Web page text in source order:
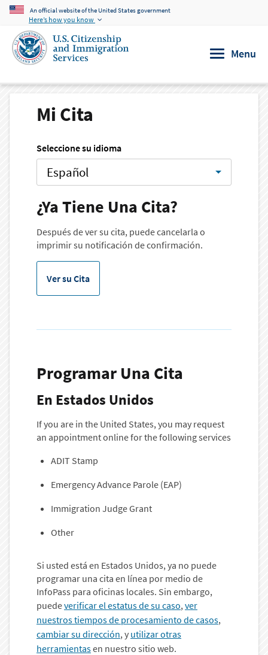
An official website of the United States government
Here’s how you know
Menu
Mi Cita
Seleccione su idioma
Español
¿Ya Tiene Una Cita?
Después de ver su cita, puede cancelarla o
imprimir su notificación de confirmación.
Ver su Cita
Programar Una Cita
En Estados Unidos
If you are in the United States, you may request
an appointment online for the following services
ADIT Stamp
Emergency Advance Parole (EAP)
Immigration Judge Grant
Other
Si usted está en Estados Unidos, ya no puede
programar una cita en línea por medio de
InfoPass para oficinas locales. Sin embargo,
puedeverificar el estatus de su caso,ver
nuestros tiempos de procesamiento de casos,
cambiar su dirección, y utilizar otras
herramientasen nuestro sitio web.